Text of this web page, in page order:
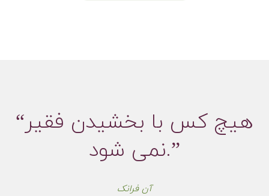
“هیچ کس با بخشیدن فقیر
نمی شود.”
آن فرانک